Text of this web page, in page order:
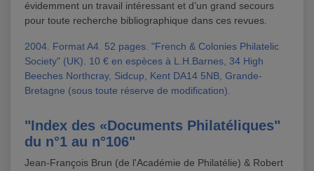
évidemment un travail intéressant et d’un grand secours
pour toute recherche bibliographique dans ces revues.
2004. Format A4. 52 pages. "French & Colonies Philatelic
Society" (UK). 10 € en espèces à L.H.Barnes, 34 High
Beeches Northcray, Sidcup, Kent DA14 5NB, Grande-
Bretagne (sous toute réserve de modification).
"Index des «Documents Philatéliques"
du n°1 au n°106"
Jean-François Brun (de l'Académie de Philatélie) & Robert